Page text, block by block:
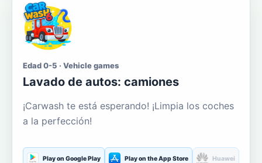
Edad 0-5 · Vehicle games
Lavado de autos: camiones
¡Carwash te está esperando! ¡Limpia los coches
a la perfección!
Play on Google Play Play on the App Store Huawei